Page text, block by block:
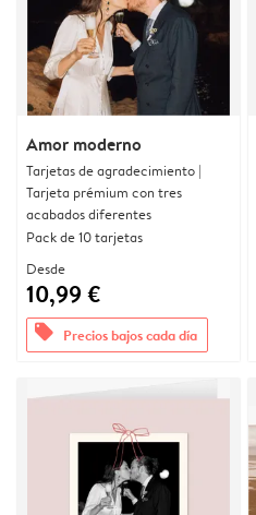
Amor moderno
Tarjetas de agradecimiento |
Tarjeta prémium con tres
acabados diferentes
Pack de 10 tarjetas
Desde
10,99 €
offers Precios bajos cada día